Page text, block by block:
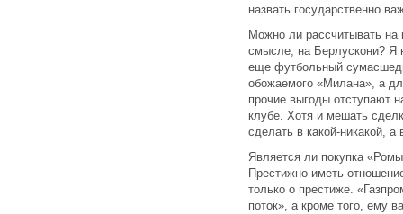
назвать государственно
Можно ли рассчитывать
смысле, на Берлускони? Я
еще футбольный
обожаемого «Милана», а
прочие выгоды отступают
клубе. Хотя и мешать
сделать в какой-никакой, а
Является ли покупка
Престижно иметь
только о престиже.
поток», а кроме того, ему